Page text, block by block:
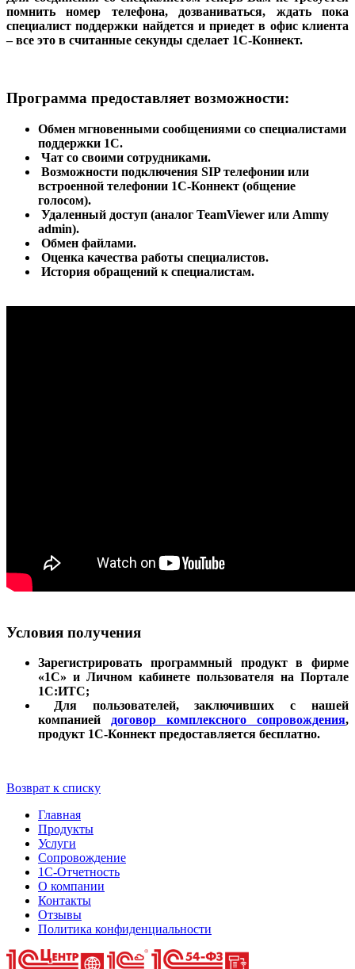
помнить номер телефона, дозваниваться, ждать пока
специалист поддержки найдется и приедет в офис клиента
– все это в считанные секунды сделает 1С-Коннект.
Программа предоставляет возможности:
Обмен мгновенными сообщениями со специалистами
поддержки 1С.
Чат со своими сотрудниками.
Возможности подключения SIP телефонии или
встроенной телефонии 1С-Коннект (общение
голосом).
Удаленный доступ (аналог TeamViewer или Ammy
admin).
Обмен файлами.
Оценка качества работы специалистов.
История обращений к специалистам.
Условия получения
Зарегистрировать программный продукт в фирме
«1С» и Личном кабинете пользователя на Портале
1С:ИТС;
Для пользователей, заключивших с нашей
компанией договор комплексного сопровождения,
продукт 1С-Коннект предоставляется бесплатно.
Возврат к списку
Главная
Продукты
Услуги
Сопровождение
1С-Отчетность
О компании
Контакты
Отзывы
Политика конфиденциальности